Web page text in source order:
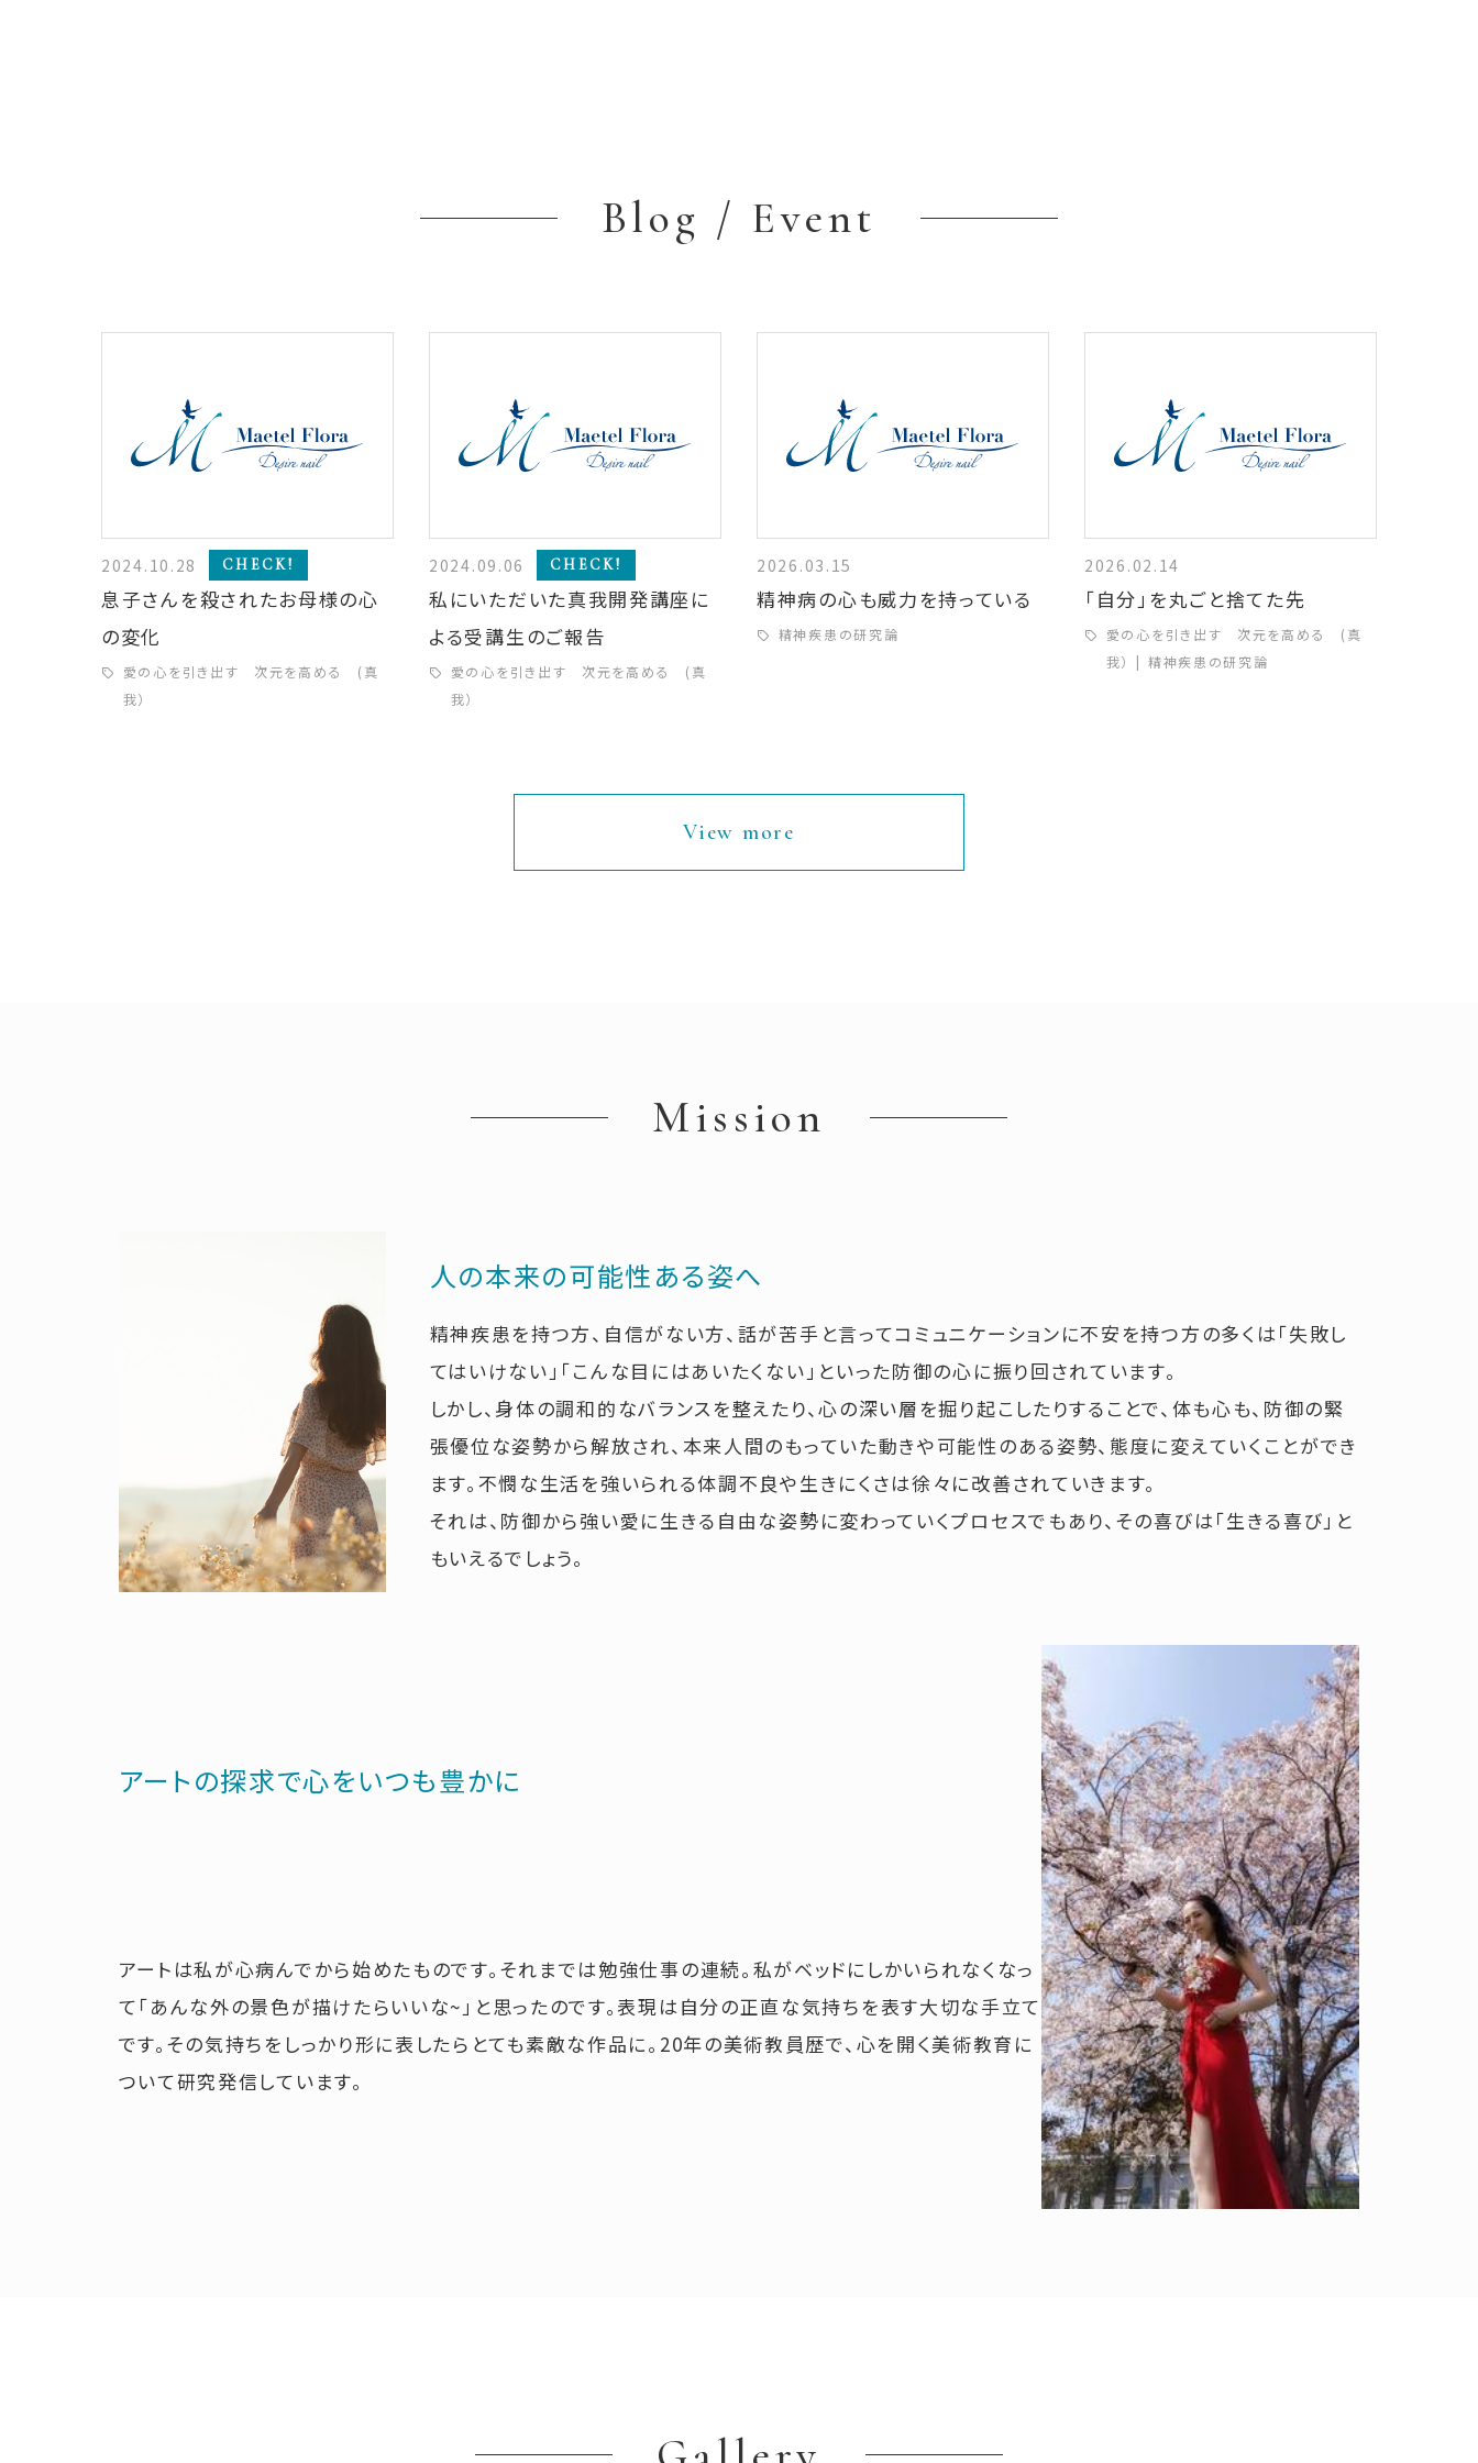
Blog / Event
2024.10.28 CHECK!
息子さんを殺されたお母様の心
の変化
愛の心を引き出す 次元を高める (真
我）
2024.09.06 CHECK!
私にいただいた真我開発講座に
よる受講生のご報告
愛の心を引き出す 次元を高める (真
我）
2026.03.15
精神病の心も威力を持っている
精神疾患の研究論
2026.02.14
「自分」を丸ごと捨てた先
愛の心を引き出す 次元を高める (真
我）
精神疾患の研究論
View more
Mission
人の本来の可能性ある姿へ
精神疾患を持つ方、自信がない方、話が苦手と言ってコミュニケーションに不安を持つ方の多くは「失敗し
てはいけない」「こんな目にはあいたくない」といった防御の心に振り回されています。
しかし、身体の調和的なバランスを整えたり、心の深い層を掘り起こしたりすることで、体も心も、防御の緊
張優位な姿勢から解放され、本来人間のもっていた動きや可能性のある姿勢、態度に変えていくことができ
ます。不憫な生活を強いられる体調不良や生きにくさは徐々に改善されていきます。
それは、防御から強い愛に生きる自由な姿勢に変わっていくプロセスでもあり、その喜びは「生きる喜び」と
もいえるでしょう。
アートの探求で心をいつも豊かに
アートは私が心病んでから始めたものです。それまでは勉強仕事の連続。私がベッドにしかいられなくなっ
て「あんな外の景色が描けたらいいな~」と思ったのです。表現は自分の正直な気持ちを表す大切な手立て
です。その気持ちをしっかり形に表したらとても素敵な作品に。20年の美術教員歴で、心を開く美術教育に
ついて研究発信しています。